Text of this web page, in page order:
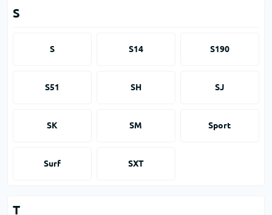
S
S S14 S190
S51 SH SJ
SK SM Sport
Surf SXT
T